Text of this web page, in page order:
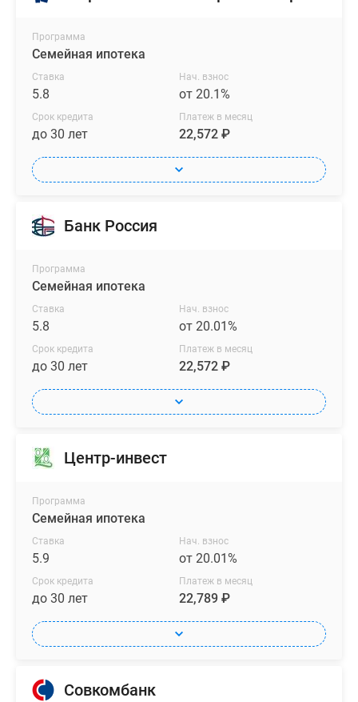
Программа
Семейная ипотека
Ставка
5.8
Нач. взнос
от 20.1%
Срок кредита
до 30 лет
Платеж в месяц
22,572 ₽
Банк Россия
Программа
Семейная ипотека
Ставка
5.8
Нач. взнос
от 20.01%
Срок кредита
до 30 лет
Платеж в месяц
22,572 ₽
Центр-инвест
Программа
Семейная ипотека
Ставка
5.9
Нач. взнос
от 20.01%
Срок кредита
до 30 лет
Платеж в месяц
22,789 ₽
Совкомбанк